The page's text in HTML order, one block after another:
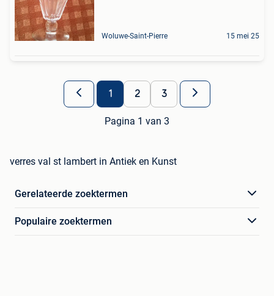
Woluwe-Saint-Pierre 15 mei 25
1 2 3
Pagina 1 van 3
verres val st lambert in Antiek en Kunst
Gerelateerde zoektermen
Populaire zoektermen